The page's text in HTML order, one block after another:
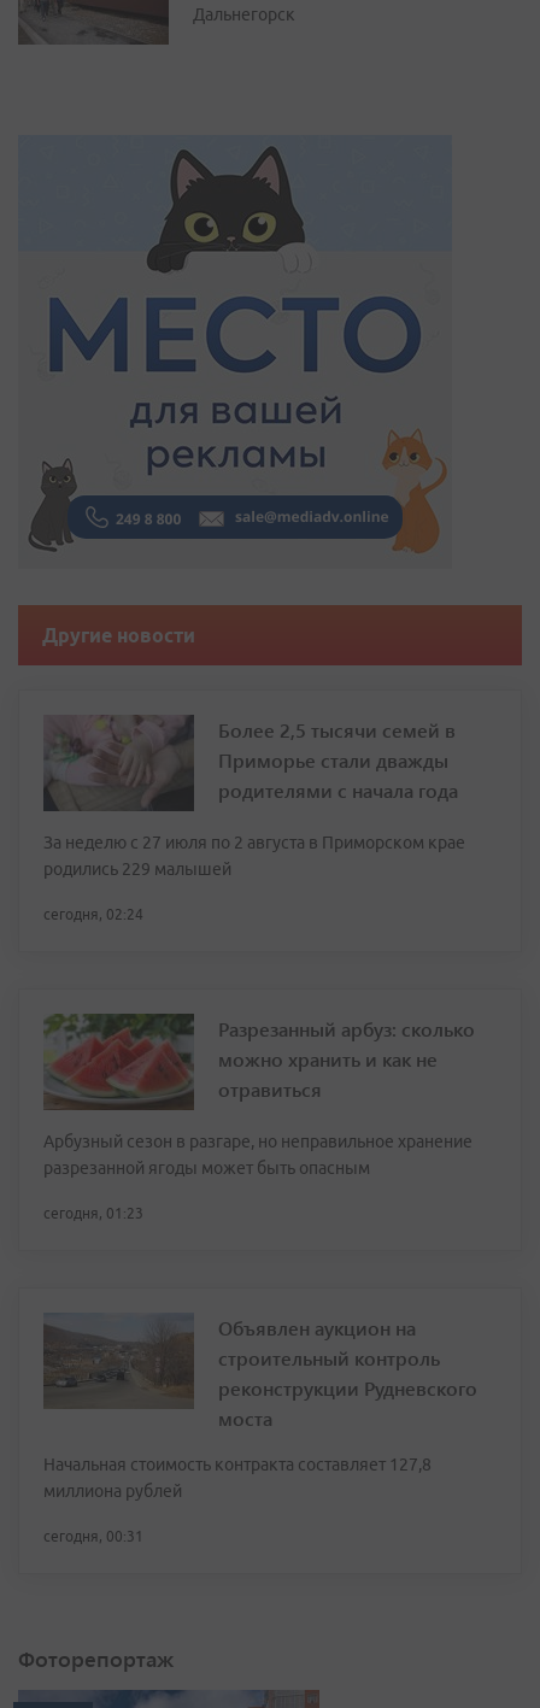
Дальнегорск
Другие новости
Более 2,5 тысячи семей в
Приморье стали дважды
родителями с начала года
За неделю с 27 июля по 2 августа в Приморском крае
родились 229 малышей
сегодня, 02:24
Разрезанный арбуз: сколько
можно хранить и как не
отравиться
Арбузный сезон в разгаре, но неправильное хранение
разрезанной ягоды может быть опасным
сегодня, 01:23
Объявлен аукцион на
строительный контроль
реконструкции Рудневского
моста
Начальная стоимость контракта составляет 127,8
миллиона рублей
сегодня, 00:31
Фоторепортаж